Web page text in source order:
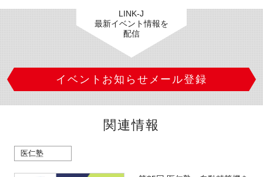
LINK-J
最新イベント情報を
配信
イベントお知らせメール登録
関連情報
医仁塾